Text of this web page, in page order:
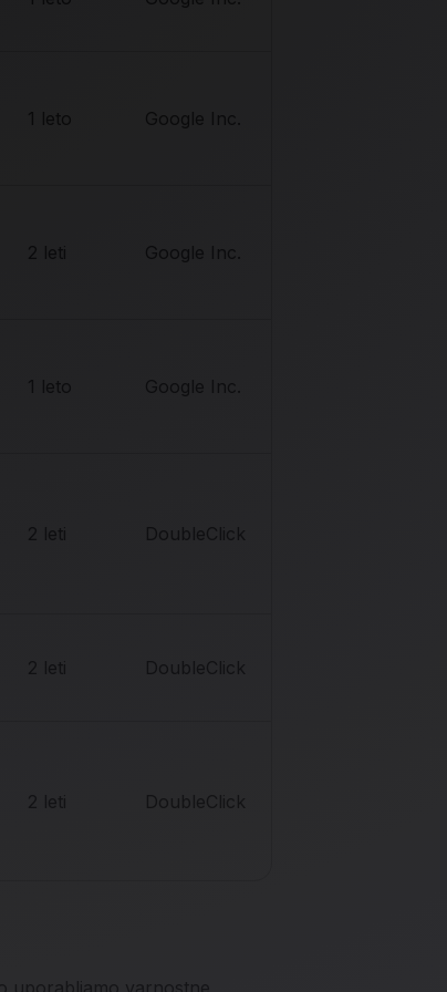
1 leto Google Inc.
2 leti Google Inc.
1 leto Google Inc.
2 leti DoubleClick
2 leti DoubleClick
2 leti DoubleClick
varnostne